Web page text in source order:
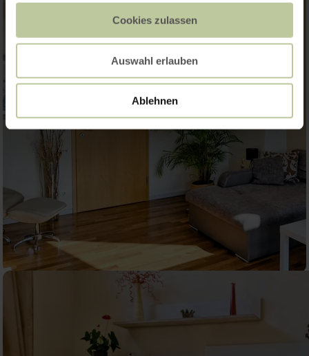
Cookies zulassen
Auswahl erlauben
Ablehnen